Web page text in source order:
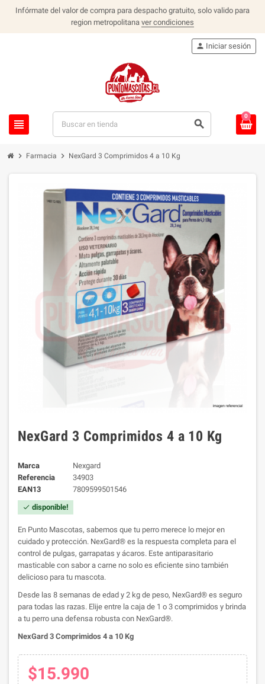
Infórmate del valor de compra para despacho gratuito, solo valido para
region metropolitana ver condiciones
view_headline search
person Iniciar sesión
0
chevron_right Farmacia chevron_right NexGard 3 Comprimidos 4 a 10 Kg
NexGard 3 Comprimidos 4 a 10 Kg
Marca
Nexgard
Referencia
34903
EAN13
7809599501546
check disponible!
En Punto Mascotas, sabemos que tu perro merece lo mejor en
cuidado y protección. NexGard® es la respuesta completa para el
control de pulgas, garrapatas y ácaros. Este antiparasitario
masticable con sabor a carne no solo es eficiente sino también
delicioso para tu mascota.
Desde las 8 semanas de edad y 2 kg de peso, NexGard® es seguro
para todas las razas. Elije entre la caja de 1 o 3 comprimidos y brinda
a tu perro una defensa robusta con NexGard®.
NexGard 3 Comprimidos 4 a 10 Kg
$15.990